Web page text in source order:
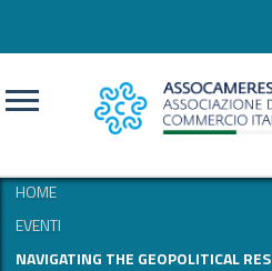
HOME
EVENTI
NAVIGATING THE GEOPOLITICAL